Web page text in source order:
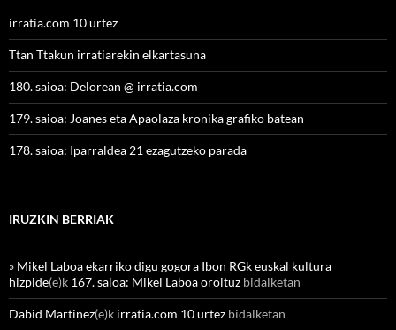
irratia.com 10 urtez
Ttan Ttakun irratiarekin elkartasuna
180. saioa: Delorean @ irratia.com
179. saioa: Joanes eta Apaolaza kronika grafiko batean
178. saioa: Iparraldea 21 ezagutzeko parada
IRUZKIN BERRIAK
» Mikel Laboa ekarriko digu gogora Ibon RGk euskal kultura
hizpide(e)k 167. saioa: Mikel Laboa oroituz bidalketan
Dabid Martinez(e)k irratia.com 10 urtez bidalketan